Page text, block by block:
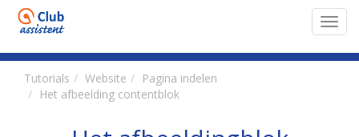
Tutorials Website
Pagina indelen
Het afbeelding contentblok